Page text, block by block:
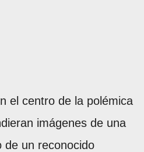
el centro de la polémica
imágenes de una
de un reconocido